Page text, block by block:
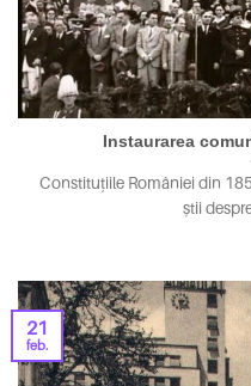
Instaurarea
Constituțiile României din
știi
21
feb.